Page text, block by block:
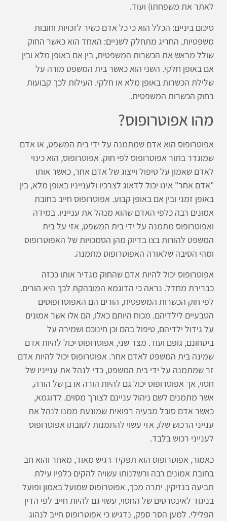
לאתר את משפחתו) ועוד.
סיכום ביניים: הכלל הוא כי כל אדם כשיר לזכויות וחובות
משפטיות. החריג מתחלק לשניים: האחד הוא כאשר החוק
שולל מראש את הכשרות המשפטית, בין אם באופן מלא ובין
אם באופן חלקי. השני הוא כאשר בית המשפט מורה על
שלילת הכשרות באופן מלא או חלקי. העילות לכך קבועות
בחוק הכשרות המשפטית.
מהו אפוטרופוס?
אפוטרופוס הוא אדם שמתמנה על ידי בית המשפט, או אדם
שמוגדר בתור אפוטרופוס לפי חוק. אפוטרופוס, הוא כינוי
לאדם שאמון על טיפול וייצוג של אדם אחר, כאשר אותו
"אדם אחר" אינו יכול לדאוג לצרכיו ולענייניו באופן מלא, בין
באופן זמני ובין אם באופן קבוע. אפוטרופוס חייב בחובת
אמונים רבה כלפי האדם שהוא מנהל את ענייניו. במידה
ואפוטרופוס מתמנה על ידי בית המשפט, אזי על בית
המשפט להורות בצו בדיוק מהן הסמכויות של האפוטרופוס
ומהי הסיבה שלאורה האפוטרופוס מתמנה.
אפוטרופוס יכול להיות אדם שהחוק מגדיר אותו ככזה
כברירת מחדל. נראה כי הדוגמא המובהקת לכך היא הורים.
לפי חוק הכשרות המשפטית, הורים הם האפוטרופוסים
הטבעיים לילדיהם. מכוח היותם כאלו, הם אלו אשר אמונים
על גידול ילדיהם, טיפול בהם וכן חינוכם ושמירה על
ביטחונם, גופם ועוד. מצד שני, אפוטרופוס יכול להיות אדם
שמינה בית המשפט לאדם אחר. אפוטרופוס יכול להיות אדם
זר שמתמנה על ידי בית המשפט, כדי לנהל את ענייניו של
חסוי, אך אפוטרופוס יכול גם להיות הורה או בן של הורה,
אשר מתמנים לשם ניהול עניינם לצורך מסוים. לדוגמא,
כאשר אדם סובל מבעיה רפואית שמונעת ממנו לנהל את
ענייני הרכוש שלו, אזי עשוי להתמנות לטובתו אפוטרופוס
לענייני רכוש בלבד.
כאמור, אפוטרופוס הוא תפקיד רגיש מאוד, מאחר והוא חב
בחובת אמונים רבה ורשלנותו עשויה להקים כלפיו עילת
תביעה בנזיקין. יתרה מכך, אפוטרופוס שמועל באמון ופועל
בניגוד לאינטרסים של החסוי, עשוי גם להיות חייב לפי הדין
הפלילי. למען הסר ספק, נדגיש כי אפוטרופוס חייב לנהוג